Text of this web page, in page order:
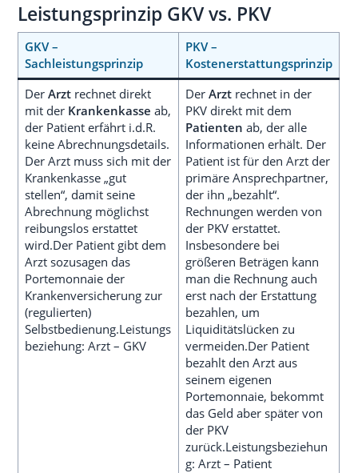
Leistungsprinzip GKV vs. PKV
GKV –
Sachleistungsprinzip
PKV –
Kostenerstattungsprinzip
Der Arztrechnet direkt
mit der Krankenkasse ab,
der Patient erfährt i.d.R.
keine Abrechnungsdetails.
Der Arzt muss sich mit der
Krankenkasse „gut
stellen“, damit seine
Abrechnung möglichst
reibungslos erstattet
wird.Der Patient gibt dem
Arzt sozusagen das
Portemonnaie der
Krankenversicherung zur
(regulierten)
Selbstbedienung.Leistungs
beziehung: Arzt – GKV
Der Arztrechnet in der
PKV direkt mit dem
Patienten ab, der alle
Informationen erhält. Der
Patient ist für den Arzt der
primäre Ansprechpartner,
der ihn „bezahlt“.
Rechnungen werden von
der PKV erstattet.
Insbesondere bei
größeren Beträgen kann
man die Rechnung auch
erst nach der Erstattung
bezahlen, um
Liquiditätslücken zu
vermeiden.Der Patient
bezahlt den Arzt aus
seinem eigenen
Portemonnaie, bekommt
das Geld aber später von
der PKV
zurück.Leistungsbeziehun
g: Arzt – Patient